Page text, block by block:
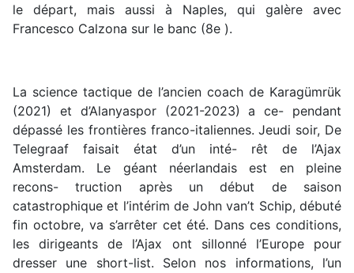
le départ, mais aussi à Naples, qui galère avec
Francesco Calzona sur le banc (8e ).
La science tactique de l’ancien coach de Karagümrük
(2021) et d’Alanyaspor (2021-2023) a ce- pendant
dépassé les frontières franco-italiennes. Jeudi soir, De
Telegraaf faisait état d’un inté- rêt de l’Ajax
Amsterdam. Le géant néerlandais est en pleine
recons- truction après un début de saison
catastrophique et l’intérim de John van’t Schip, débuté
fin octobre, va s’arrêter cet été. Dans ces conditions,
les dirigeants de l’Ajax ont sillonné l’Europe pour
dresser une short-list. Selon nos informations, l’un